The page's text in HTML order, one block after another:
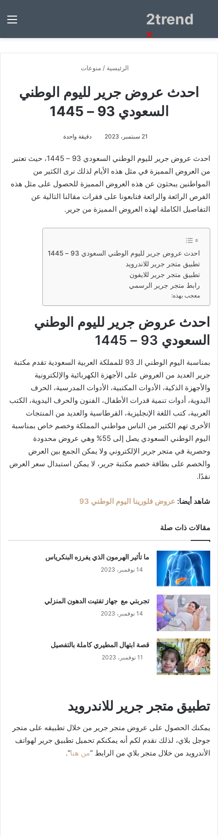
2trendبحث
الرئيسية / منوعات
احدث عروض جرير لليوم الوطني
السعودي 93 – 1445
21 سبتمبر، 2023 دقيقة واحدة
احدث عروض جرير لليوم الوطني السعودي 93 – 1445، حيث تعتبر
من العروض المميزة في مثل هذه الأيام لذلك نرى الكثير من
المواطنين يبحثون عن هذه العروض المميزة للحصول على مثل هذه
الفرص الرائعة والرائعة فتابعونا على فقرات مقالنا التالية عن
التفاصيل الكاملة لهذه العروض المميزة من جرير.
احدث عروض جرير لليوم الوطني السعودي 93 – 1445
تطبيق متجر جرير للاندرويد
تطبيق متجر جرير للايفون
رابط متجر جرير الرسمي
معجب بهذه:
احدث عروض جرير لليوم الوطني
السعودي 93 – 1445
بمناسبة اليوم الوطني الـ 93 للمملكة العربية السعودية تقدم مكتبة
جرير العديد من العروض على الأجهزة الكهربائية والإلكترونية
والأجهزة الذكية، الأدوات المكتبية، الأدوات المدرسية، الحرف
اليدوية، أدوات تنمية قدرات الأطفال، الفنون والحرف اليدوية، الكتب
العربية، كتب اللغة الإنجليزية، القرطاسية والعديد من المنتجات
الأخرى تهم الكثير من الناس مواطني المملكة وخصم خاص بمناسبة
اليوم الوطني السعودي يصل إلى 55% وهي عروض محدودة
وحصرية في متجر جرير الإلكتروني ولا يمكن الجمع بين العرض
والخصم على بطاقة خصم مكتبة جرير، لا يمكن استبدال سعر العرض
نقدًا.
شاهد أيضا: عروض فلورينا اليوم الوطني 93
مقالات ذات صلة
ما تأثير الهرمون الذي يفرزه البنكرياس
14 نوفمبر، 2023
تجربتي مع جهاز تفتيت الدهون المنزلي
14 نوفمبر، 2023
قصة ابتهال المطيري كاملة بالتفصيل
11 نوفمبر، 2023
تطبيق متجر جرير للاندرويد
يمكنك الحصول على عروض متجر جرير من خلال تطبيقه على متجر
جوجل بلاي، لذلك نقدم لكم أنه يمكنكم تحميل تطبيق جرير لهواتف
الأندرويد من خلال متجر بلاي من الرابط “من هنا“.
×